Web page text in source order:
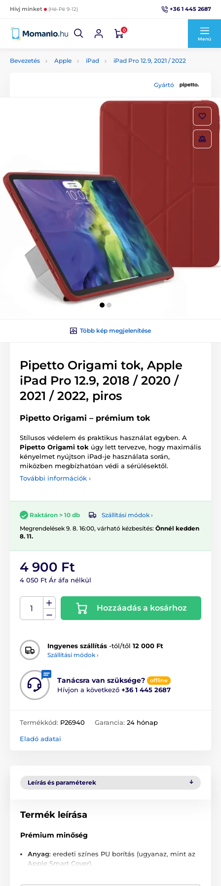
Hívj minket (Hé-Pé 9-12) +36 1 445 2687
0
Menü
Bevezetés Apple iPad iPad Pro 12.9, 2021 / 2022
Gyártó
Több kép megjelenítése
Pipetto Origami tok, Apple
iPad Pro 12.9, 2018 / 2020 /
2021 / 2022, piros
Pipetto Origami – prémium tok
Stílusos védelem és praktikus használat egyben. A
Pipetto Origami tok úgy lett tervezve, hogy maximális
kényelmet nyújtson iPad-je használata során,
miközben megbízhatóan védi a sérülésektől.
További információk ›
Raktáron > 10 db
Szállítási módok ›
Megrendelések 9. 8. 16:00, várható kézbesítés: Önnél kedden
8. 11.
4 900 Ft
4 050 Ft Ár áfa nélkül
Hozzáadás a kosárhoz
Ingyenes szállítás -tól/től 12 000 Ft
Szállítási módok ›
Tanácsra van szüksége? offline
Hívjon a következő +36 1 445 2687
Termékkód: P26940 Garancia: 24 hónap
Eladó adatai
Leírás és paraméterek
Termék leírása
Prémium minőség
Anyag: eredeti színes PU borítás (ugyanaz, mint az
Apple Smart Cover).